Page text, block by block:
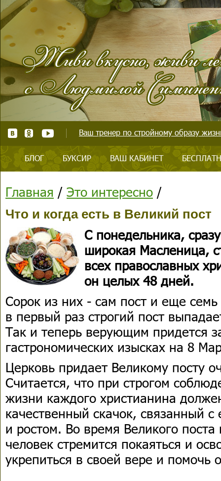
Ваш тренер по стройному образу
БЛОГ БУКСИР ВАШ КАБИНЕТ
Главная / Это интересно /
Что и когда есть в Великий пост
С понедельника,
широкая Масленица,
всех православных
он целых 48 дней.
Сорок из них - сам пост и еще
в первый раз строгий пост
Так и теперь верующим придется
гастрономических изысках на 8
Церковь придает Великому посту
Считается, что при строгом
жизни каждого христианина
качественный скачок, связанный
и ростом. Во время Великого
человек стремится покаяться и
укрепиться в своей вере и помочь